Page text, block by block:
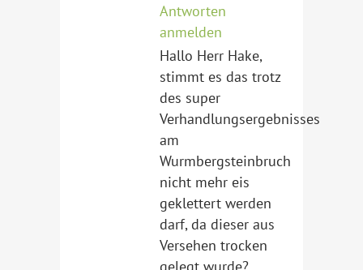
Antworten
anmelden
Hallo Herr Hake,
stimmt es das trotz
des super
Verhandlungsergebnisses
am
Wurmbergsteinbruch
nicht mehr eis
geklettert werden
darf, da dieser aus
Versehen trocken
gelegt wurde?